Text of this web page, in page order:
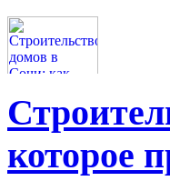
которое